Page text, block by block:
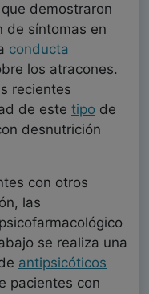
demostraron
de síntomas en
conducta
los atracones.
recientes
de este tipo de
desnutrición
con otros
las
psicofarmacológico
se realiza una
antipsicóticos
pacientes con